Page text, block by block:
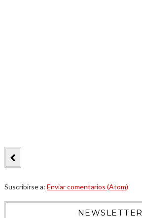
Suscribirse a: Enviar comentarios (Atom)
NEWSLETTER